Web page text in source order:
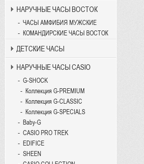
НАРУЧНЫЕ ЧАСЫ ВОСТОК
ЧАСЫ АМФИБИЯ МУЖСКИЕ
КОМАНДИРСКИЕ ЧАСЫ ВОСТОК
ДЕТСКИЕ ЧАСЫ
НАРУЧНЫЕ ЧАСЫ CASIO
G-SHOCK
Коллекция G-PREMIUM
Коллекция G-CLASSIC
Коллекция G-SPECIALS
Baby-G
CASIO PRO TREK
EDIFICE
SHEEN